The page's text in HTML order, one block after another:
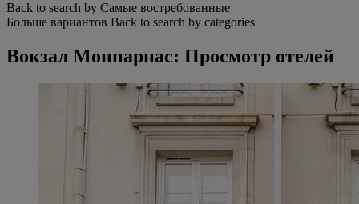
Back to search by Самые востребованные
Больше вариантов Back to search by categories
Вокзал Монпарнас: Просмотр отелей